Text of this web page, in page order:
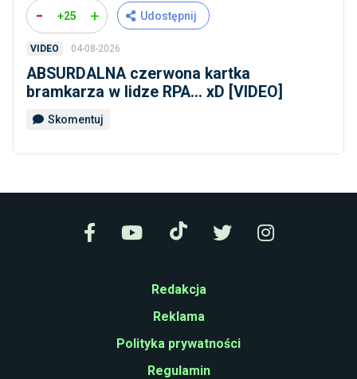
- +25 + Udostępnij
VIDEO 04-08-2026
ABSURDALNA czerwona kartka
bramkarza w lidze RPA... xD [VIDEO]
Skomentuj
Redakcja
Reklama
Polityka prywatności
Regulamin